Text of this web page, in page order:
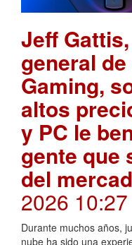
Jeff
general
Gaming,
altos
y PC le
gente que
del
2026 10:27
Durante muchos años,
nube ha sido una